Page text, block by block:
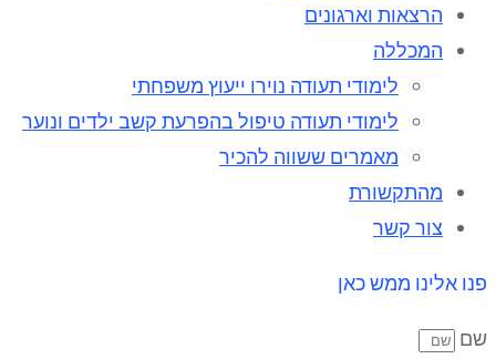
הרצאות וארגונים
המכללה
לימודי תעודה נוירו ייעוץ משפחתי
לימודי תעודה טיפול בהפרעת קשב ילדים ונוער
מאמרים ששווה להכיר
מהתקשורת
צור קשר
פנו אלינו ממש כאן
שם